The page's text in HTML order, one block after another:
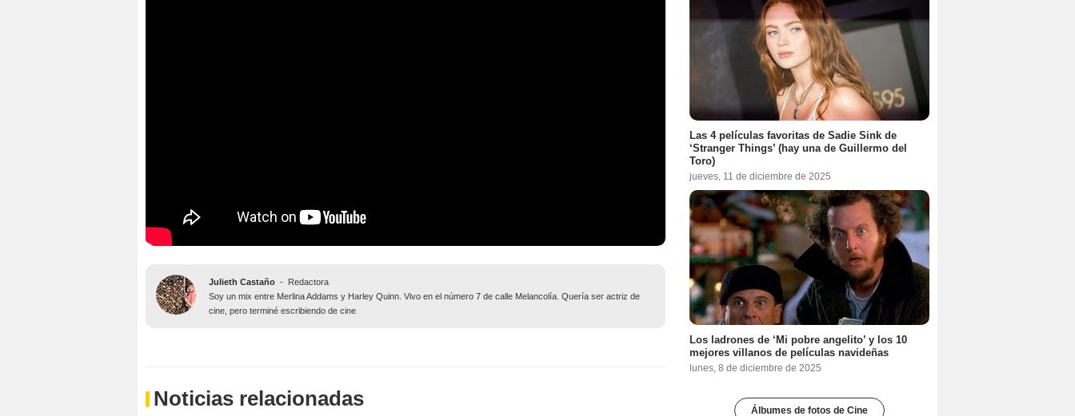
Julieth Castaño -
Redactora
Soy un mix entre Merlina Addams y Harley Quinn. Vivo en el número 7 de calle Melancolía. Quería ser actriz de
cine, pero terminé escribiendo de cine
Noticias relacionadas
Las 4 películas favoritas de Sadie Sink de
‘Stranger Things’ (hay una de Guillermo del
Toro)
jueves, 11 de diciembre de 2025
Los ladrones de ‘Mi pobre angelito’ y los 10
mejores villanos de películas navideñas
lunes, 8 de diciembre de 2025
Álbumes de fotos de Cine